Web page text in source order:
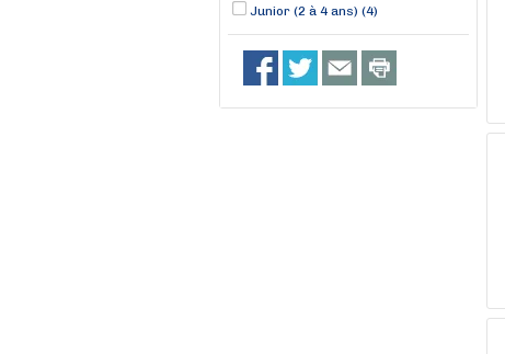
Junior (2 à 4 ans) (4)